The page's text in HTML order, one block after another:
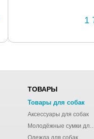
1
ТОВАРЫ
Товары для собак
Аксессуары для собак
Молодёжные сумки
Одежда для собак